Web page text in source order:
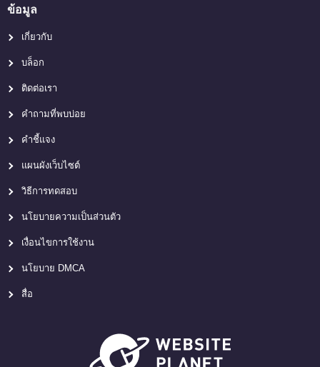
ข้อมูล
เกี่ยวกับ
บล็อก
ติดต่อเรา
คำถามที่พบบ่อย
คำชี้แจง
แผนผังเว็บไซต์
วิธีการทดสอบ
นโยบายความเป็นส่วนตัว
เงื่อนไขการใช้งาน
นโยบาย DMCA
สื่อ